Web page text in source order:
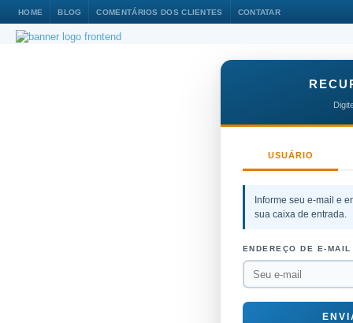
HOME BLOG COMENTÁRIOS DOS CLIENTES CONTATAR
USUÁRIO
Informe seu e-mail e
sua caixa de entrada.
ENDEREÇO DE E-MAIL